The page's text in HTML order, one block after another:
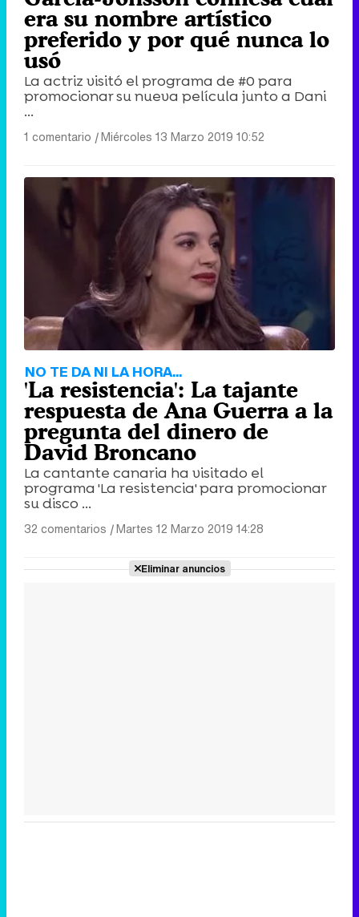
era su nombre artístico
preferido y por qué nunca lo
usó
La actriz visitó el programa de #0 para
promocionar su nueva película junto a Dani
...
1 comentario |Miércoles 13 Marzo 2019 10:52
NO TE DA NI LA HORA...
'La resistencia': La tajante
respuesta de Ana Guerra a la
pregunta del dinero de
David Broncano
La cantante canaria ha visitado el
programa 'La resistencia' para promocionar
su disco ...
32 comentarios |Martes 12 Marzo 2019 14:28
Eliminar anuncios